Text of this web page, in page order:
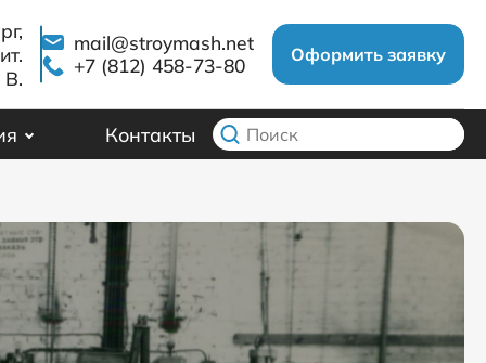
В.
mail@stroymash.net
+7 (812) 458-73-80
Оформить заявку
Контакты